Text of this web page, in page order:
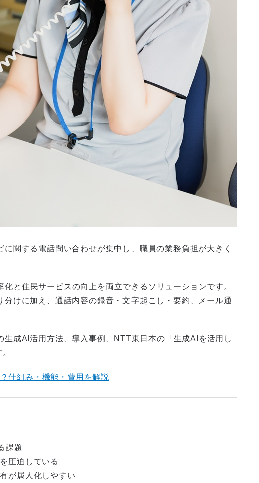
関する電話問い合わせが集中し、職員の業務負担が大きく
と住民サービスの向上を両立できるソリューションです。
けに加え、通話内容の録音・文字起こし・要約、メール通
成AI活用方法、導入事例、NTT東日本の「生成AIを活用し
仕組み・機能・費用を解説
課題
圧迫している
が属人化しやすい